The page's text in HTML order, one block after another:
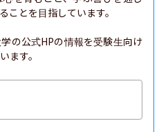
ことを目指しています。
の公式HPの情報を受験生向け
ます。